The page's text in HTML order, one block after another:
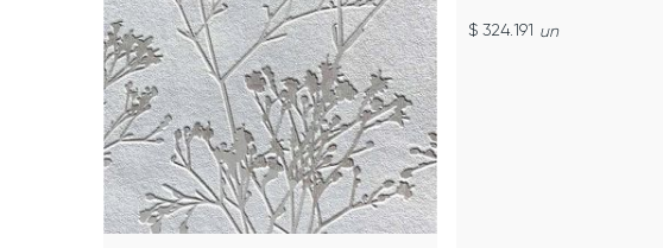
$ 324.191 un